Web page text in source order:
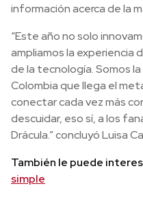
información acerca de la
“Este año no solo
ampliamos la experiencia
de la tecnología. Somos
Colombia que llega el
conectar cada vez más
descuidar, eso sí, a los
Drácula.” concluyó Luisa
También le puede
simple